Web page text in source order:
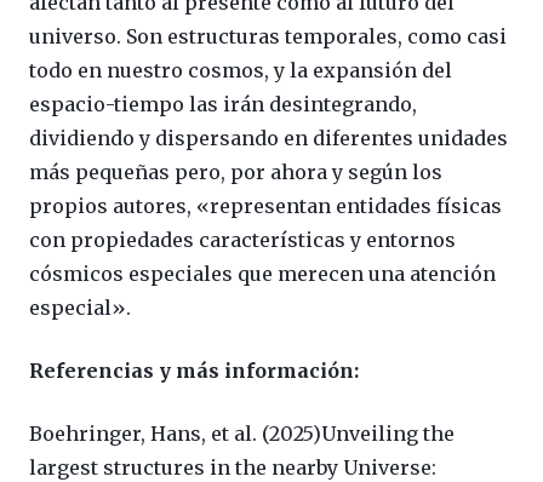
universo. Son estructuras temporales, como casi
todo en nuestro cosmos, y la expansión del
espacio-tiempo las irán desintegrando,
dividiendo y dispersando en diferentes unidades
más pequeñas pero, por ahora y según los
propios autores, «representan entidades físicas
con propiedades características y entornos
cósmicos especiales que merecen una atención
especial».
Referencias y más información:
Boehringer, Hans, et al. (2025)Unveiling the
largest structures in the nearby Universe: